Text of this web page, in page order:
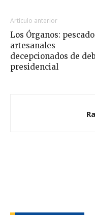
Artículo anterior
Los Órganos:
artesanales
decepcionados de
presidencial